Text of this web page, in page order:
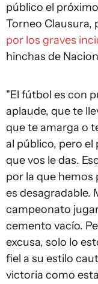
público el
Torneo Clausura,
por los graves
hinchas de
"El fútbol es con
aplaude, que te
que te amarga o
al público, pero
que vos le das.
por la que
es desagradable.
campeonato
cemento vacío.
excusa, solo lo
fiel a su estilo
victoria como